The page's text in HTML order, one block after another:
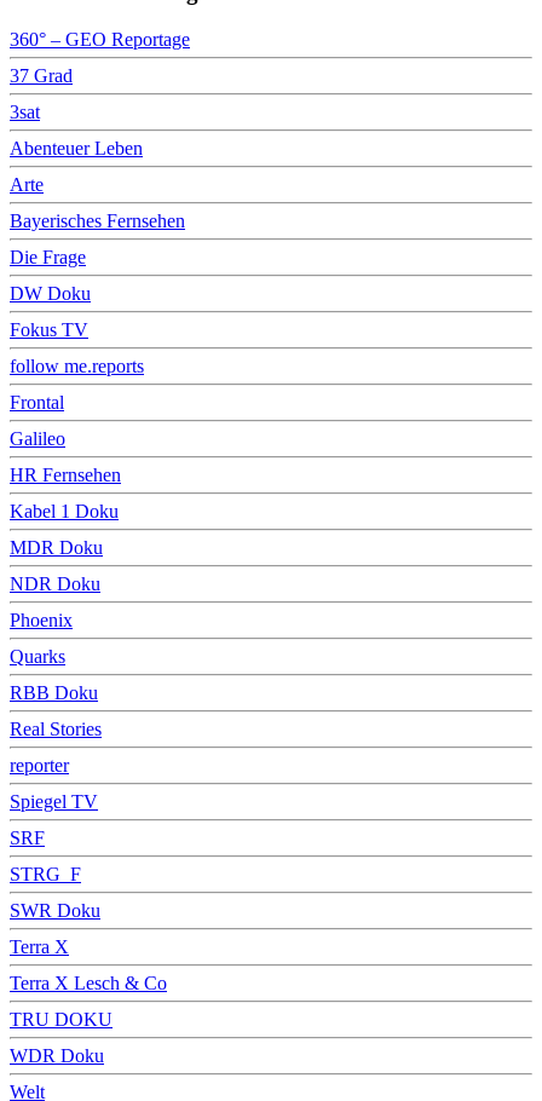
360° – GEO Reportage
37 Grad
3sat
Abenteuer Leben
Arte
Bayerisches Fernsehen
Die Frage
DW Doku
Fokus TV
follow me.reports
Frontal
Galileo
HR Fernsehen
Kabel 1 Doku
MDR Doku
NDR Doku
Phoenix
Quarks
RBB Doku
Real Stories
reporter
Spiegel TV
SRF
STRG_F
SWR Doku
Terra X
Terra X Lesch & Co
TRU DOKU
WDR Doku
Welt